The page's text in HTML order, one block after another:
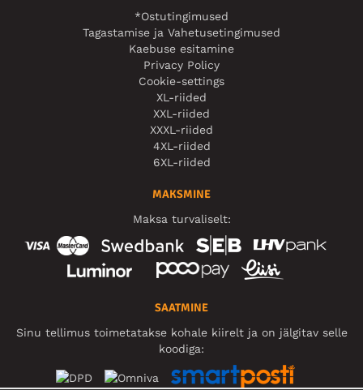
*Ostutingimused
Tagastamise ja Vahetusetingimused
Kaebuse esitamine
Privacy Policy
Cookie-settings
XL-riided
XXL-riided
XXXL-riided
4XL-riided
6XL-riided
MAKSMINE
Maksa turvaliselt:
SAATMINE
Sinu tellimus toimetatakse kohale kiirelt ja on jälgitav selle
koodiga: